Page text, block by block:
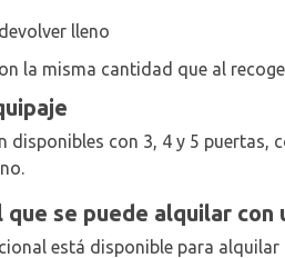
lleno
la misma cantidad que al
disponibles con 3, 4 y 5 puertas,
se puede alquilar
está disponible para